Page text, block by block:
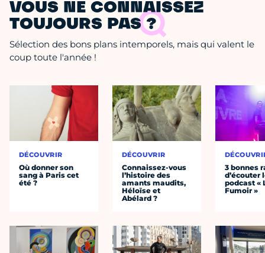
VOUS NE CONNAISSEZ
TOUJOURS PAS ?
Sélection des bons plans intemporels, mais qui valent le
coup toute l'année !
DÉCOUVRIR
Où donner son
sang à Paris cet
été ?
DÉCOUVRIR
Connaissez-vous
l’histoire des
amants maudits,
Héloïse et
Abélard ?
3 bonnes
d’écouter
podcast «
Fumoir »